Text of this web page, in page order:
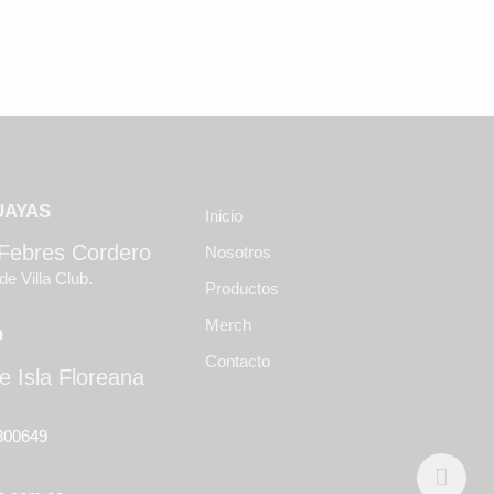
Cordero
Villa Club.
Isla Floreana
Inicio
Nosotros
Productos
Merch
Contacto